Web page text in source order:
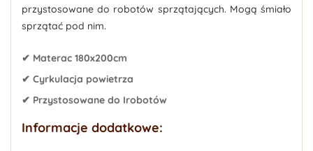
przystosowane do robotów sprzątających. Mogą śmiało
sprzątać pod nim.
✔ Materac 180x200cm
✔ Cyrkulacja powietrza
✔ Przystosowane do Irobotów
Informacje dodatkowe: